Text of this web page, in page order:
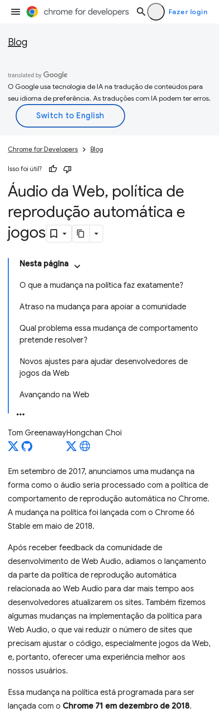
Fazer login
Blog
O Google usa tecnologia de IA na tradução de conteúdos para
seu idioma de preferência. As traduções com IA podem ter erros.
Chrome for Developers Blog
Isso foi útil?
Áudio da Web, política de
reprodução automática e
jogos
Nesta página
O que a mudança na política faz exatamente?
Atraso na mudança para apoiar a comunidade
Qual problema essa mudança de comportamento
pretende resolver?
Novos ajustes para ajudar desenvolvedores de
jogos da Web
Avançando na Web
Tom GreenawayHongchan Choi
Em setembro de 2017, anunciamos uma mudança na
forma como o áudio seria processado com a política de
comportamento de reprodução automática no Chrome.
A mudança na política foi lançada com o Chrome 66
Stable em maio de 2018.
Após receber feedback da comunidade de
desenvolvimento de Web Audio, adiamos o lançamento
da parte da política de reprodução automática
relacionada ao Web Audio para dar mais tempo aos
desenvolvedores atualizarem os sites. Também fizemos
algumas mudanças na implementação da política para
Web Audio, o que vai reduzir o número de sites que
precisam ajustar o código, especialmente jogos da Web,
e, portanto, oferecer uma experiência melhor aos
nossos usuários.
Essa mudança na política está programada para ser
lançada com o Chrome 71 em dezembro de 2018.